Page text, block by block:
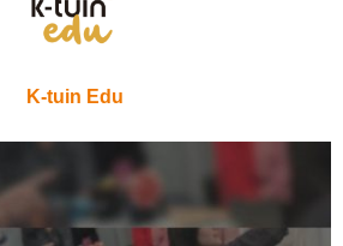
K-tuin Edu